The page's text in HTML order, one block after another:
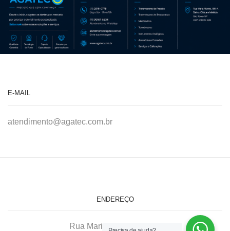
E-MAIL
atendimento@agatec.com.br
ENDEREÇO
Rua Maria Afonso, 166-A